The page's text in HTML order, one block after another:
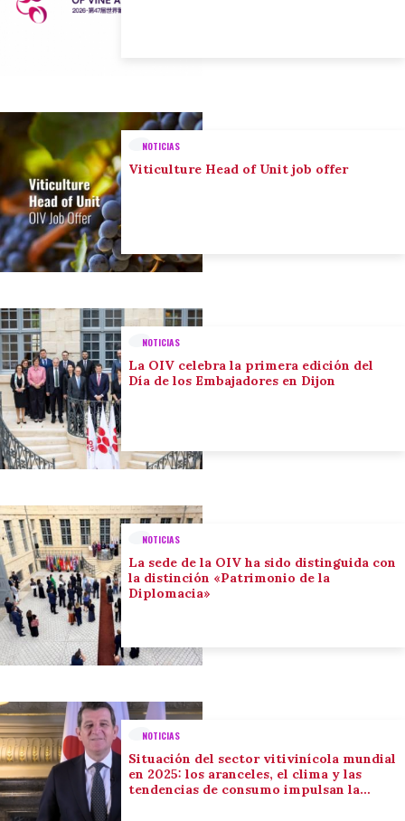
NOTICIAS
Viticulture Head of Unit job offer
NOTICIAS
La OIV celebra la primera edición del
Día de los Embajadores en Dijon
NOTICIAS
La sede de la OIV ha sido distinguida con
la distinción «Patrimonio de la
Diplomacia»
NOTICIAS
Situación del sector vitivinícola mundial
en 2025: los aranceles, el clima y las
tendencias de consumo impulsan la